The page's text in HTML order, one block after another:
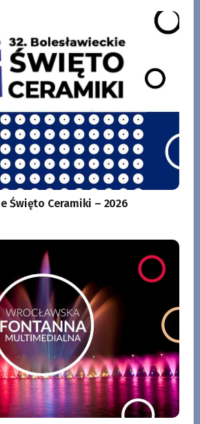
Święto Ceramiki – 2026